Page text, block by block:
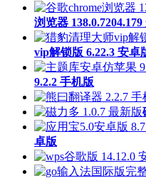
浏览器
vip解锁版 6.22.3 安卓
9.2.2 手机版
卓版